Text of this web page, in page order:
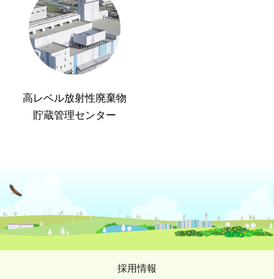
高レベル放射性廃棄物
貯蔵管理センター
採用情報